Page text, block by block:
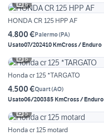
6
HONDA CR 125 HPP AF
4.800 €Palermo(PA)
Usato07/202410 KmCross / Enduro
6
Honda cr 125 *TARGATO
4.500 €Quart(AO)
Usato06/200385 KmCross / Enduro
5
Honda cr 125 motard